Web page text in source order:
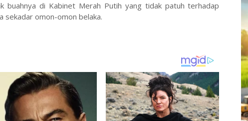
buahnya di Kabinet Merah Putih yang tidak patuh terhadap
sekadar omon-omon belaka.